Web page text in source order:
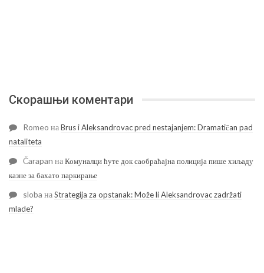
Скорашњи коментари
Romeo наBrus i Aleksandrovac pred nestajanjem: Dramatičan pad
nataliteta
Čarapan наКомуналци ћуте док саобраћајна полиција пише хиљаду
казне за бахато паркирање
sloba наStrategija za opstanak: Može li Aleksandrovac zadržati
mlade?